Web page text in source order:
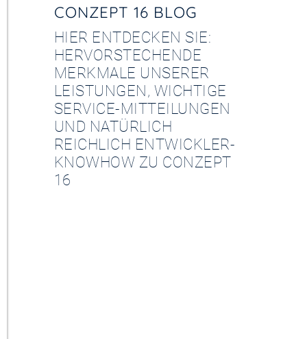
CONZEPT 16 BLOG
HIER ENTDECKEN SIE:
HERVORSTECHENDE
MERKMALE UNSERER
LEISTUNGEN, WICHTIGE
SERVICE-MITTEILUNGEN
UND NATÜRLICH
REICHLICH ENTWICKLER-
KNOWHOW ZU CONZEPT
16